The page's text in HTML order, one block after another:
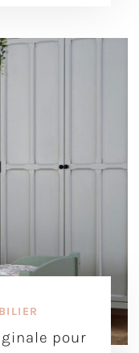
pour